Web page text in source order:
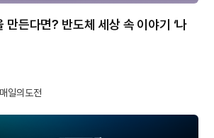
만든다면? 반도체 세상 속 이야기 ‘나
매일의도전